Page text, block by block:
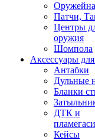
Патчи,
Центры
оружия
Шомпола
Аксессуары
Антабки
Дульные
Бланки
ДТК и
Кейсы